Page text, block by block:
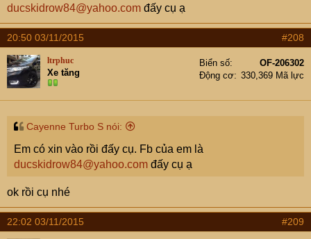
ducskidrow84@yahoo.com đấy cụ ạ
20:50 03/11/2015 #208
ltrphuc
Xe tăng
Biển số
OF-206302
Động cơ
330,369 Mã lực
Cayenne Turbo S nói:
Em có xin vào rồi đấy cụ. Fb của em là
ducskidrow84@yahoo.com đấy cụ ạ
ok rồi cụ nhé
22:02 03/11/2015 #209